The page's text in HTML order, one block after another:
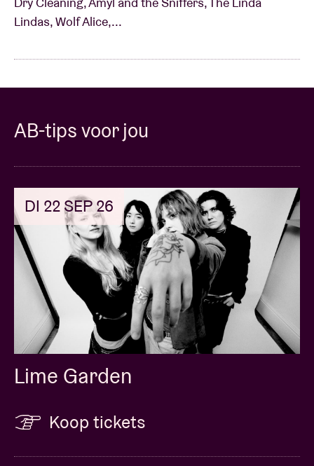
Lindas, Wolf Alice,...
AB-tips voor jou
DI 22 SEP 26
Lime Garden
Koop tickets